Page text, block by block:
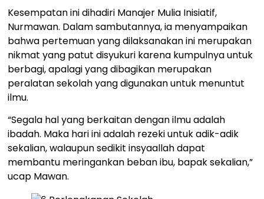
Kesempatan ini dihadiri Manajer Mulia Inisiatif,
Nurmawan. Dalam sambutannya, ia menyampaikan
bahwa pertemuan yang dilaksanakan ini merupakan
nikmat yang patut disyukuri karena kumpulnya untuk
berbagi, apalagi yang dibagikan merupakan
peralatan sekolah yang digunakan untuk menuntut
ilmu.
“Segala hal yang berkaitan dengan ilmu adalah
ibadah. Maka hari ini adalah rezeki untuk adik-adik
sekalian, walaupun sedikit insyaallah dapat
membantu meringankan beban ibu, bapak sekalian,”
ucap Mawan.